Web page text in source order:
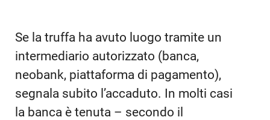
Se la truffa ha avuto luogo tramite un
intermediario autorizzato (banca,
neobank, piattaforma di pagamento),
segnala subito l’accaduto. In molti casi
la banca è tenuta – secondo il